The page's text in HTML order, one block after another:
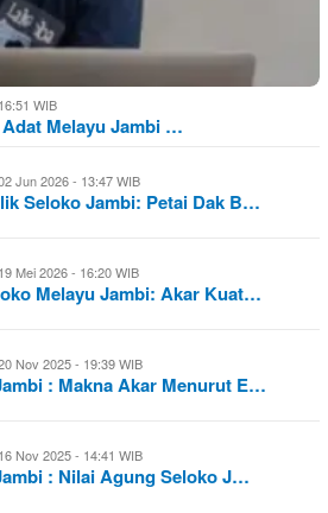
WIB
Melayu Jambi …
Jun 2026 - 13:47 WIB
Seloko Jambi: Petai Dak B…
19 Mei 2026 - 16:20 WIB
Melayu Jambi: Akar Kuat…
Nov 2025 - 19:39 WIB
: Makna Akar Menurut E…
16 Nov 2025 - 14:41 WIB
: Nilai Agung Seloko J…